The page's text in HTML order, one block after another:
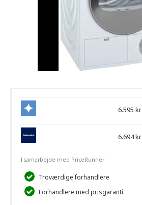
6.595 kr
6.694 kr
I samarbejde med PriceRunner
Troværdige forhandlere
Forhandlere med prisgaranti